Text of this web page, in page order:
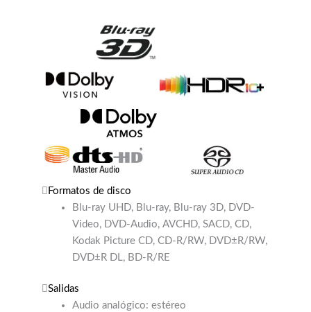
Formatos de disco
Blu-ray UHD, Blu-ray, Blu-ray 3D, DVD-
Video, DVD-Audio, AVCHD, SACD, CD,
Kodak Picture CD, CD-R/RW, DVD±R/RW,
DVD±R DL, BD-R/RE
Salidas
Audio analógico: estéreo